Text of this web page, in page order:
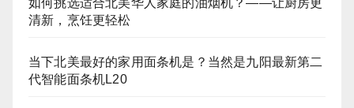
如何挑选适合北美华人家庭的油烟机？——让厨房更
清新，烹饪更轻松
当下北美最好的家用面条机是？当然是九阳最新第二
代智能面条机L20